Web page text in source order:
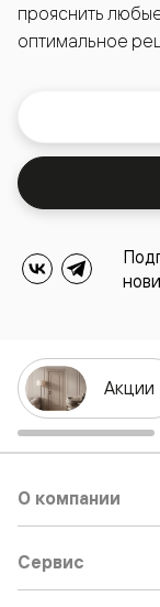
прояснить
оптимальное
Акции
О компании
Сервис